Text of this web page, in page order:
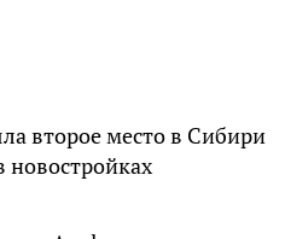
второе место в Сибири
новостройках